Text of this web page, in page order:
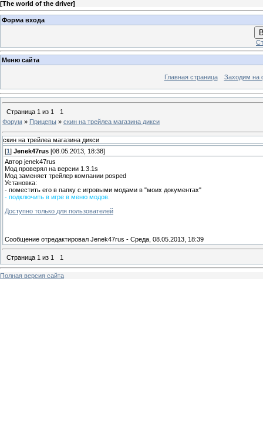
[The world of the driver]
Форма входа
Меню сайта
Главная страница Заходим на
Страница 1 из 1
1
Форум » Прицепы » скин на трейлеа магазина дикси
скин на трейлеа магазина дикси
[1 ] Jenek47rus [08.05.2013, 18:38]
Автор jenek47rus
Мод проверял на версии 1.3.1s
Мод заменяет трейлер компании posped
Установка:
- поместить его в папку с игровыми модами в "моих документах"
- подключить в игре в меню модов.
Доступно только для пользователей
Сообщение отредактировал Jenek47rus - Среда, 08.05.2013, 18:39
Страница 1 из 1 1
Полная версия сайта